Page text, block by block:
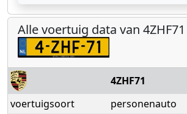
Alle voertuig data van 4ZHF71
4ZHF71
voertuigsoort
personenauto